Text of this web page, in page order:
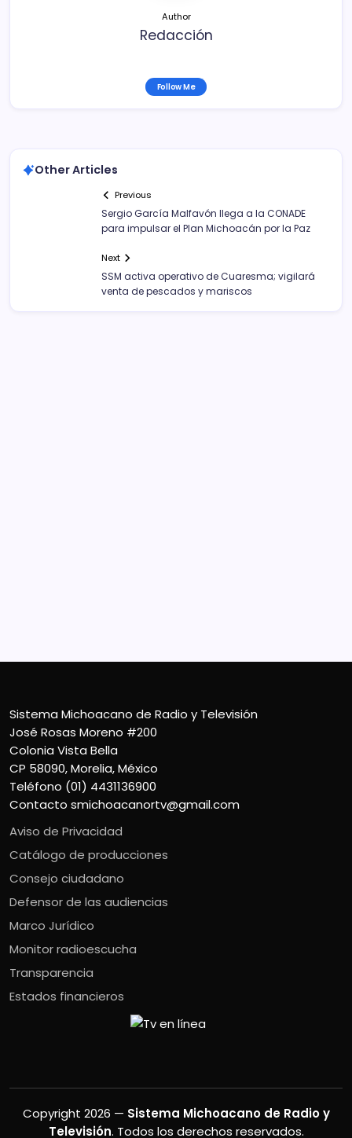
Author
Redacción
Follow Me
Other Articles
Previous
Sergio García Malfavón llega a la CONADE
para impulsar el Plan Michoacán por la Paz
Next
SSM activa operativo de Cuaresma; vigilará
venta de pescados y mariscos
Sistema Michoacano de Radio y Televisión
José Rosas Moreno #200
Colonia Vista Bella
CP 58090, Morelia, México
Teléfono (01) 4431136900
Contacto smichoacanortv@gmail.com
Aviso de Privacidad
Catálogo de producciones
Consejo ciudadano
Defensor de las audiencias
Marco Jurídico
Monitor radioescucha
Transparencia
Estados financieros
Copyright 2026 — Sistema Michoacano de Radio y
Televisión. Todos los derechos reservados.